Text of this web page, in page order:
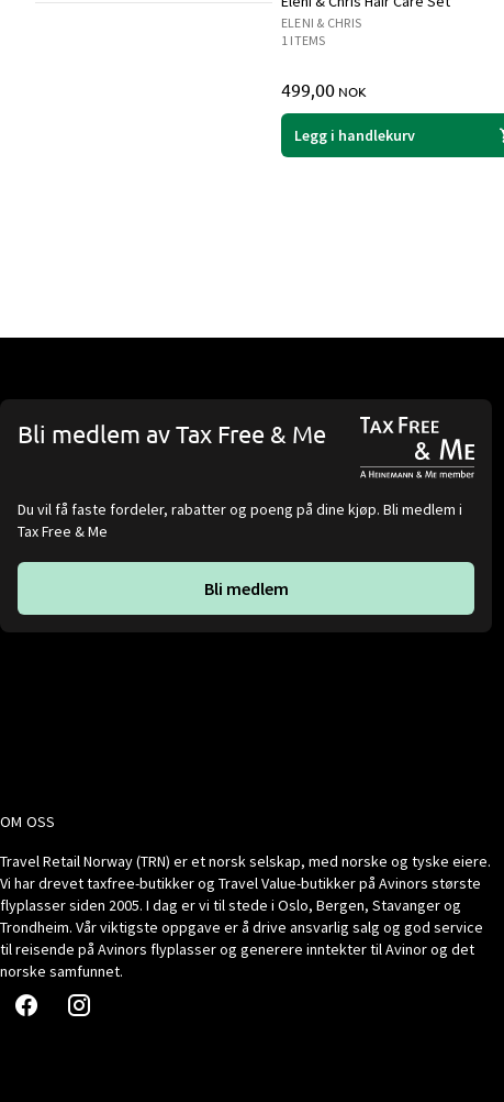
ELENI & CHRIS
1 ITEMS
499,00 NOK
Legg i handlekurv
Bli medlem av Tax Free & Me
Du vil få faste fordeler, rabatter og poeng på dine kjøp. Bli medlem i
Tax Free & Me
Bli medlem
OM OSS
Travel Retail Norway (TRN) er et norsk selskap, med norske og tyske eiere.
Vi har drevet taxfree-butikker og Travel Value-butikker på Avinors største
flyplasser siden 2005. I dag er vi til stede i Oslo, Bergen, Stavanger og
Trondheim. Vår viktigste oppgave er å drive ansvarlig salg og god service
til reisende på Avinors flyplasser og generere inntekter til Avinor og det
norske samfunnet.